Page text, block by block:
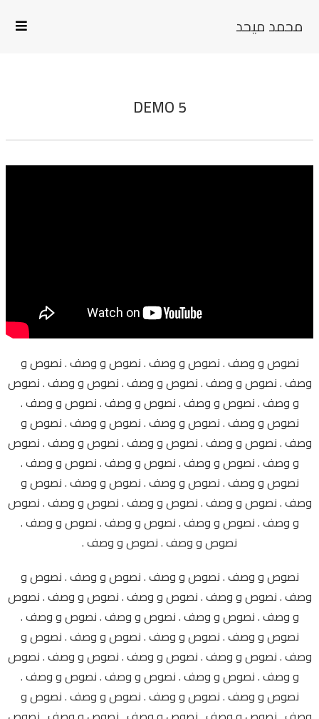
محمد ميحد
DEMO 5
نصوص و وصف . نصوص و وصف . نصوص و وصف . نصوص و
وصف . نصوص و وصف . نصوص و وصف . نصوص و وصف . نصوص
و وصف . نصوص و وصف . نصوص و وصف . نصوص و وصف .
نصوص و وصف . نصوص و وصف . نصوص و وصف . نصوص و
وصف . نصوص و وصف . نصوص و وصف . نصوص و وصف . نصوص
و وصف . نصوص و وصف . نصوص و وصف . نصوص و وصف .
نصوص و وصف . نصوص و وصف . نصوص و وصف . نصوص و
وصف . نصوص و وصف . نصوص و وصف . نصوص و وصف . نصوص
و وصف . نصوص و وصف . نصوص و وصف . نصوص و وصف .
نصوص و وصف . نصوص و وصف .
نصوص و وصف . نصوص و وصف . نصوص و وصف . نصوص و
وصف . نصوص و وصف . نصوص و وصف . نصوص و وصف . نصوص
و وصف . نصوص و وصف . نصوص و وصف . نصوص و وصف .
نصوص و وصف . نصوص و وصف . نصوص و وصف . نصوص و
وصف . نصوص و وصف . نصوص و وصف . نصوص و وصف . نصوص
و وصف . نصوص و وصف . نصوص و وصف . نصوص و وصف .
نصوص و وصف . نصوص و وصف . نصوص و وصف . نصوص و